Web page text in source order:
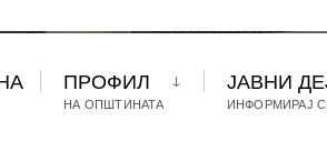
ПРОФИЛ
НА ОПШТИНАТА
ЈАВНИ
ИНФОРМИРАЈ